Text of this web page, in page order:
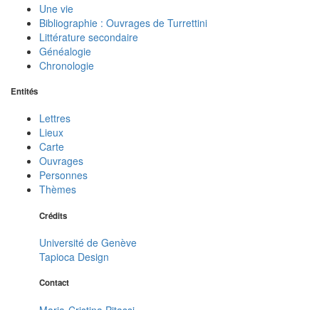
Une vie
Bibliographie : Ouvrages de Turrettini
Littérature secondaire
Généalogie
Chronologie
Entités
Lettres
Lieux
Carte
Ouvrages
Personnes
Thèmes
Crédits
Université de Genève
Tapioca Design
Contact